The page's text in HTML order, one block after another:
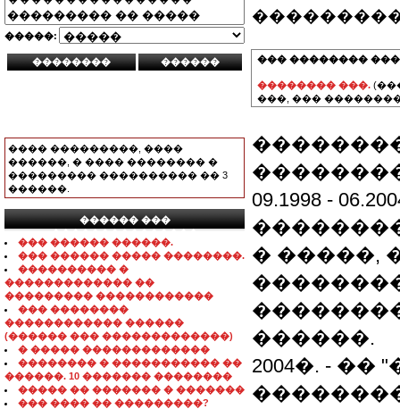
�����:
���� ���������, ����
������, � ���� �������� �
��������� ���������� �� 3
������.
������ ���
���������������
��� ������ ������.
��� ������ ����� ��������.
���������� �
������������� ��
��������� ������������
��� ��������
������������ ������
(������ ��� �������������)
� ����� �������������
�������� � ����������� ��
������. 10 ������� ��������
����� �� ������� � �������
��� ���� �� ���������?
��� ��������
�������� ���.
���, ���
09.1998 -
� �����,
������.
2004�. -